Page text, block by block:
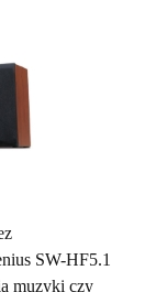
SW-HF5.1
muzyki czy